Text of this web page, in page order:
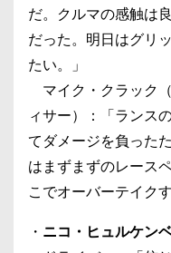
だ。クルマの感触は
だった。明日はグリ
たい。」
マイク・クラック
ィサー）：「ランス
てダメージを負った
はまずまずのレース
こでオーバーテイク
・ ニコ・ヒュルケン